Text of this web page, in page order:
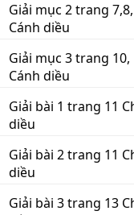
Giải mục 2 trang
Cánh diều
Giải mục 3 trang
Cánh diều
Giải bài 1 trang 11
diều
Giải bài 2 trang 11
diều
Giải bài 3 trang 13